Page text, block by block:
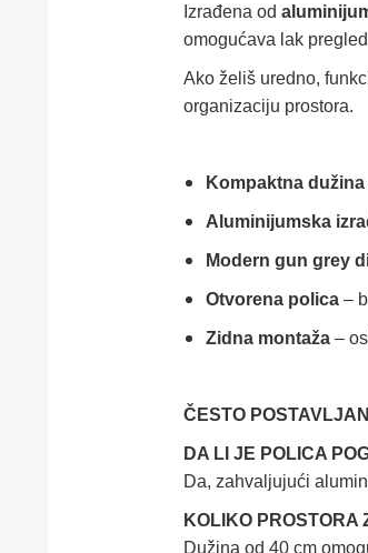
Izrađena od
omogućava lak
Ako želiš uredno,
organizaciju prostora.
Kompaktna dužina
Aluminijumska
Modern gun grey
Otvorena polica–
Zidna montaža–
ČESTO
DA LI JE POLICA
Da, zahvaljujući
KOLIKO PROSTORA
Dužina od 40 cm